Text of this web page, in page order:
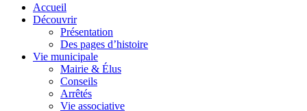
Accueil
Découvrir
Présentation
Des pages d’histoire
Vie municipale
Mairie & Élus
Conseils
Arrêtés
Vie associative